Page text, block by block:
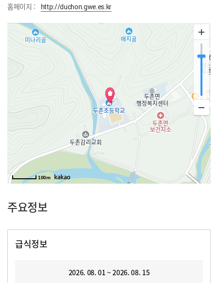
홈페이지 :
http://duchon.gwe.es.kr
100m
주요정보
급식정보
2026. 08. 01 ~ 2026. 08. 15